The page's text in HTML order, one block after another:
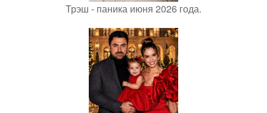
Трэш - паника июня 2026 года.